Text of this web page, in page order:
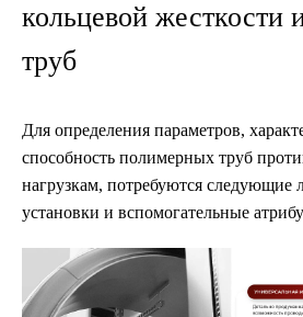
кольцевой жесткости
труб
Для определения параметров,
способность полимерных труб
нагрузкам, потребуются следующие
установки и вспомогательные